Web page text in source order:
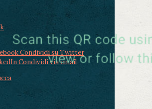
Condividi su Twitter
Condividi via email